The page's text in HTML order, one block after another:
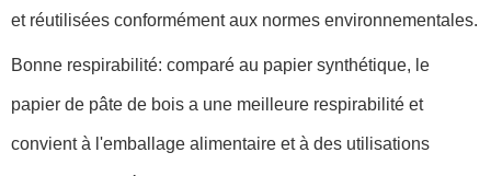
et réutilisées conformément aux normes environnementales.
Bonne respirabilité: comparé au papier synthétique, le
papier de pâte de bois a une meilleure respirabilité et
convient à l'emballage alimentaire et à des utilisations